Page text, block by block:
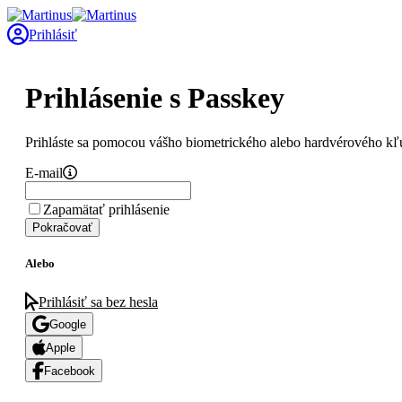
Prihlásiť
Prihlásenie s Passkey
Prihláste sa pomocou vášho biometrického alebo hardvérového
E-mail
Zapamätať prihlásenie
Pokračovať
Alebo
Prihlásiť sa bez hesla
Google
Apple
Facebook